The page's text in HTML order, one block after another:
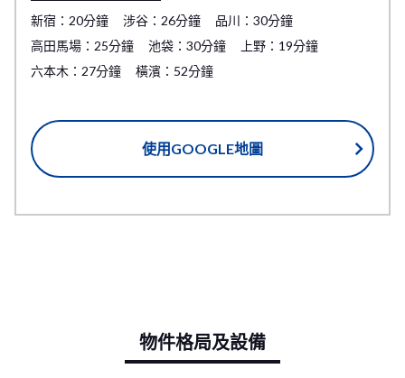
新宿：20分鐘 涉谷：26分鐘
品川：30分鐘
高田馬場：25分鐘
池袋：30分鐘
上野：19分鐘
六本木：27分鐘
橫濱：52分鐘
使用GOOGLE地圖
物件格局及設備